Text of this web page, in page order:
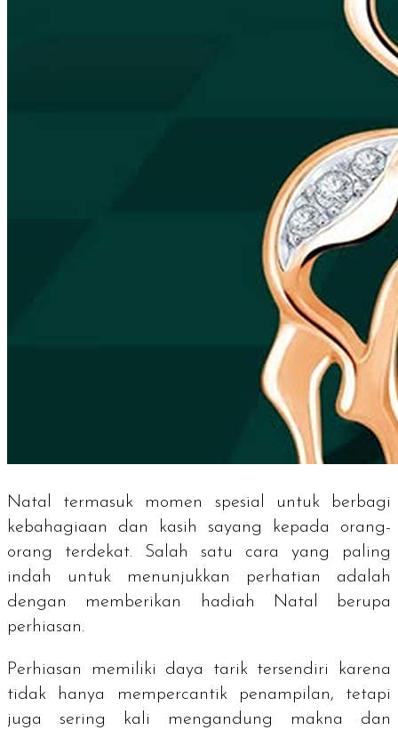
Natal termasuk momen spesial untuk berbagi
kebahagiaan dan kasih sayang kepada orang-
orang terdekat. Salah satu cara yang paling
indah untuk menunjukkan perhatian adalah
dengan memberikan hadiah Natal berupa
perhiasan.
Perhiasan memiliki daya tarik tersendiri karena
tidak hanya mempercantik penampilan, tetapi
juga sering kali mengandung makna dan